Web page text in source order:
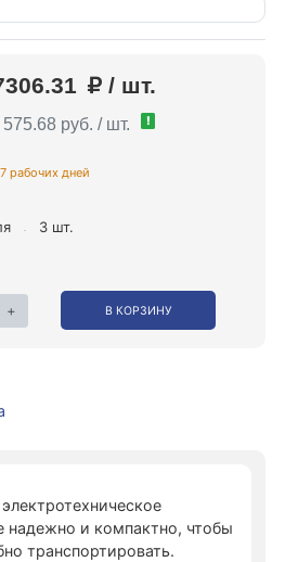
/ шт.
575.68 руб. / шт. !
рабочих дней
3 шт.
+ В КОРЗИНУ
надежно и компактно, чтобы
транспортировать.